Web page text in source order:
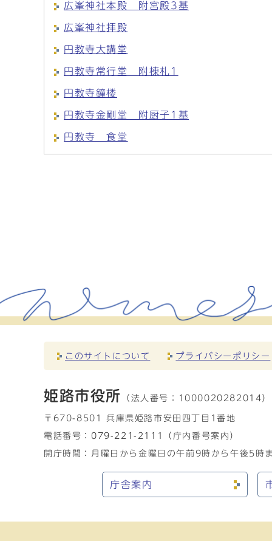
広峯神社本殿 附宮殿3基
広峯神社拝殿
円教寺大講堂
円教寺常行堂 附棟札1
円教寺鐘楼
円教寺金剛堂 附厨子1基
円教寺 食堂
このサイトについて プライバシーポリシー
姫路市役所 （法人番号： 1000020282014）
〒670-8501 兵庫県姫路市安田四丁目1番地
電話番号： 079-221-2111
（庁内番号案内）
開庁時間：月曜日から金曜日の午前9時から午後5
庁舎案内